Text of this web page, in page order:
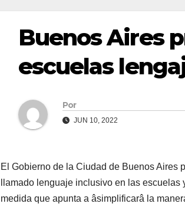
Buenos Aires
escuelas
Por
JUN 10, 2022
El Gobierno de la Ciudad de Buenos Aires
llamado lenguaje inclusivo en las
medida que apunta a âsimplificarâ la